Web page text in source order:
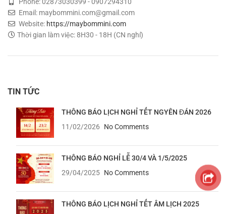
Phone: 02873030399 - 0907294310
Email: maybommini.com@gmail.com
Website: https://maybommini.com
Thời gian làm việc: 8H30 - 18H (CN nghỉ)
TIN TỨC
THÔNG BÁO LỊCH NGHỈ TẾT NGYÊN ĐÁN 2026
11/02/2026
No Comments
THÔNG BÁO NGHỈ LỄ 30/4 VÀ 1/5/2025
29/04/2025 No Comments
THÔNG BÁO LỊCH NGHỈ TẾT ÂM LỊCH 2025